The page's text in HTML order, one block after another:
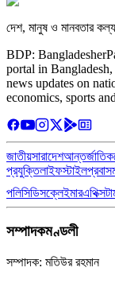
দেশ, মানুষ ও মানবতার
BDP:
portal in
news updates on
economics, sports
জাতীয়সারাদেশআন্তর্জাতিক
প্রযুক্তিলাইফস্টাইলপ্রবাস
পলিসিডিসক্লেইমারএথিক্স
সম্পাদকমণ্ডলী
সম্পাদক: মতিউর রহমান